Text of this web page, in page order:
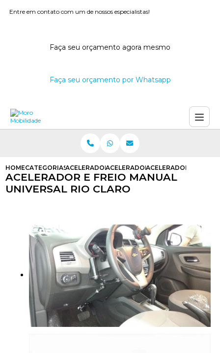
Entre em contato com um de nossos especialistas!
Faça seu orçamento agora mesmo
Faça seu orçamento por Whatsapp
HOMECATEGORIASACELERADORES E FREIOS MANUAIS
ACELERADOR E FREIO MANUAL
ACELERADOR E FREIO
ACELERADOR E FREIO MANUAL
UNIVERSAL RIO CLARO